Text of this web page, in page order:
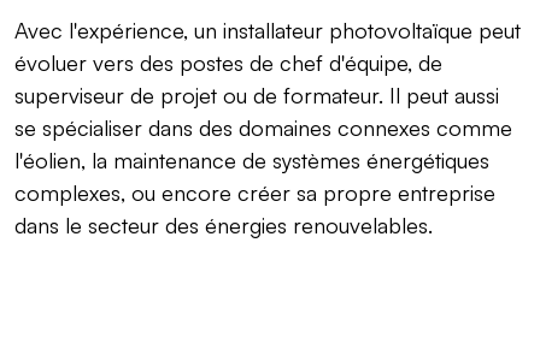
Avec l'expérience, un installateur photovoltaïque peut
évoluer vers des postes de chef d'équipe, de
superviseur de projet ou de formateur. Il peut aussi
se spécialiser dans des domaines connexes comme
l'éolien, la maintenance de systèmes énergétiques
complexes, ou encore créer sa propre entreprise
dans le secteur des énergies renouvelables.